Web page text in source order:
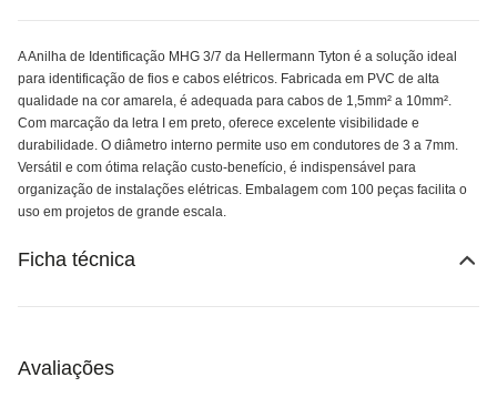
A Anilha de Identificação MHG 3/7 da Hellermann Tyton é a solução ideal
para identificação de fios e cabos elétricos. Fabricada em PVC de alta
qualidade na cor amarela, é adequada para cabos de 1,5mm² a 10mm².
Com marcação da letra I em preto, oferece excelente visibilidade e
durabilidade. O diâmetro interno permite uso em condutores de 3 a 7mm.
Versátil e com ótima relação custo-benefício, é indispensável para
organização de instalações elétricas. Embalagem com 100 peças facilita o
uso em projetos de grande escala.
Ficha técnica
Avaliações